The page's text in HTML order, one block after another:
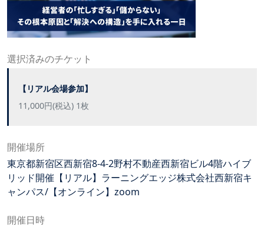
選択済みのチケット
【リアル会場参加】
11,000円(税込) 1枚
開催場所
東京都新宿区西新宿8-4-2野村不動産西新宿ビル4階ハイブ
リッド開催【リアル】ラーニングエッジ株式会社西新宿キ
ャンパス/【オンライン】zoom
開催日時